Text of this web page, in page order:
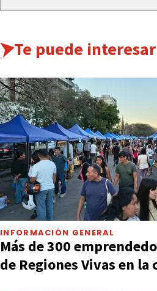
Te puede interesar
INFORMACIÓN GENERAL
Más de 300
de Regiones Vivas en la